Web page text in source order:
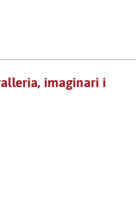
imaginari i